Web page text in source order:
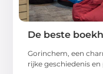
De beste
Gorinchem, een
rijke geschiedenis